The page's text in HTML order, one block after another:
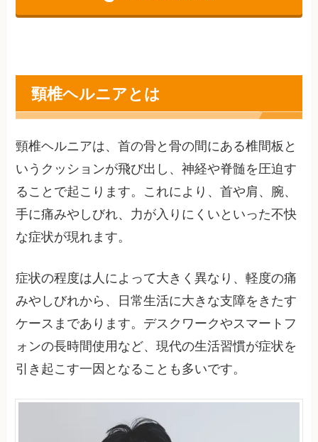
頸椎ヘルニアとは
頸椎ヘルニアは、首の骨と骨の間にある椎間板と
いうクッションが飛び出し、神経や脊髄を圧迫す
ることで起こります。これにより、首や肩、腕、
手に痛みやしびれ、力が入りにくいといった不快
な症状が現れます。
症状の程度は人によって大きく異なり、軽度の痛
みやしびれから、日常生活に大きな支障をきたす
ケースまであります。デスクワークやスマートフ
ォンの長時間使用など、現代の生活習慣が症状を
引き起こす一因となることも多いです。